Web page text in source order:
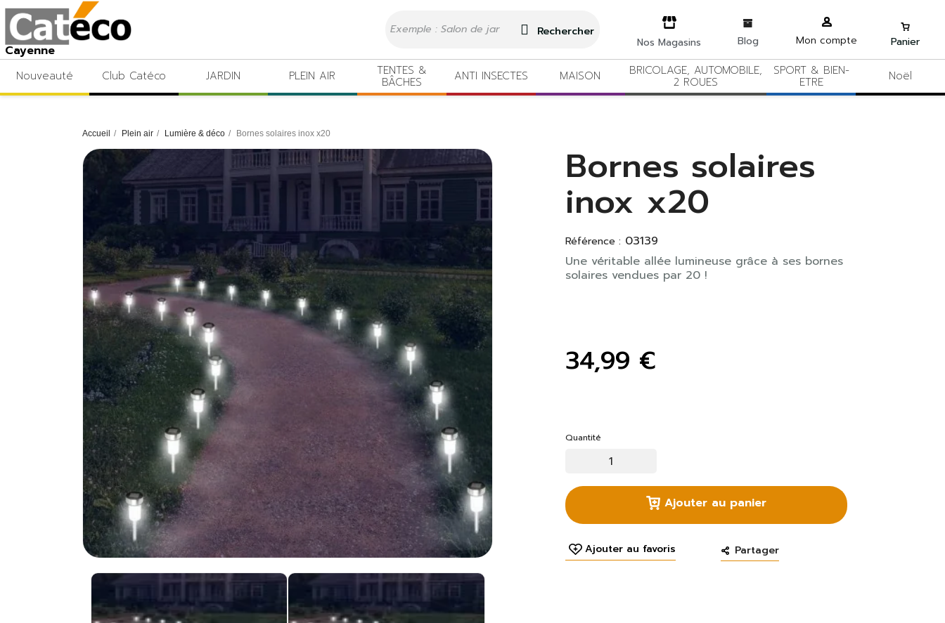
Cayenne
Rechercher
Nos Magasins Blog Mon compte Panier
Nouveauté Club Catéco JARDIN PLEIN AIR TENTES &
BÂCHES ANTI INSECTES MAISON BRICOLAGE, AUTOMOBILE,
2 ROUES
SPORT & BIEN-
ETRE Noël
Accueil Plein air Lumière & déco Bornes solaires inox x20
Bornes solaires
inox x20
Référence : 03139
Une véritable allée lumineuse grâce à ses bornes
solaires vendues par 20 !
34,99 €
Quantité
Ajouter au panier
Ajouter au favoris Partager